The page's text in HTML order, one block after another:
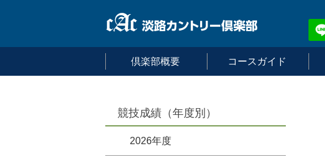
倶楽部概要 コースガイド
競技成績（年度別）
2026年度